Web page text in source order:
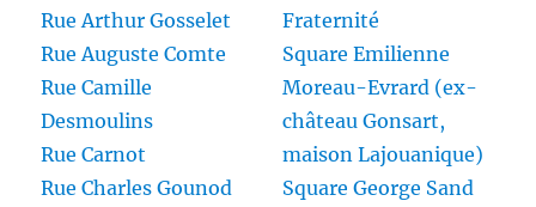
Rue Arthur Gosselet
Rue Auguste Comte
Rue Camille
Desmoulins
Rue Carnot
Rue Charles Gounod
Fraternité
Square Emilienne
Moreau-Evrard (ex-
château Gonsart,
maison Lajouanique)
Square George Sand